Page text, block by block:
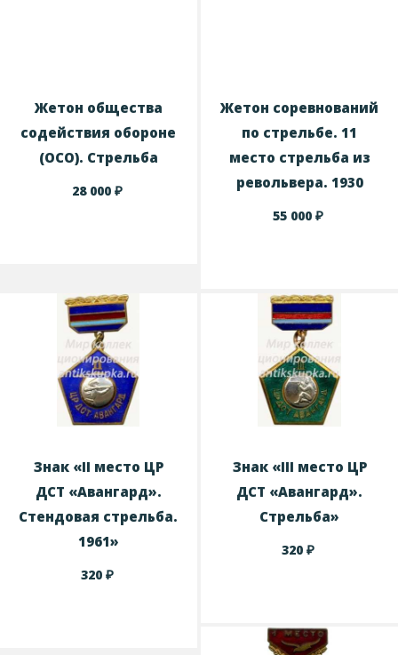
Жетон общества
содействия обороне
(ОСО). Стрельба
28 000 ₽
Жетон соревнований
по стрельбе. 11
место стрельба из
револьвера. 1930
55 000₽
Знак «II место ЦР
ДСТ «Авангард».
Стендовая стрельба.
1961»
320 ₽
Знак «III место ЦР
ДСТ «Авангард».
Стрельба»
320₽